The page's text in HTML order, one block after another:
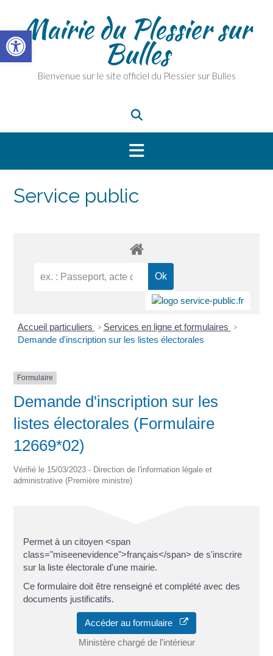
contentMairie du Plessier sur
Bulles
Bienvenue sur le site officiel du Plessier sur Bulles
Service public
Accueil particuliers > Services en ligne et formulaires >
Demande d'inscription sur les listes électorales
Formulaire
Demande d'inscription sur les
listes électorales (Formulaire
12669*02)
Vérifié le 15/03/2023 - Direction de l'information légale et
administrative (Première ministre)
Permet à un citoyen <span
class="miseenevidence">français</span> de s'inscrire
sur la liste électorale d'une mairie.
Ce formulaire doit être renseigné et complété avec des
documents justificatifs.
Accéder au formulaire
Ministère chargé de l'intérieur
Ouvrir la barre d’outils